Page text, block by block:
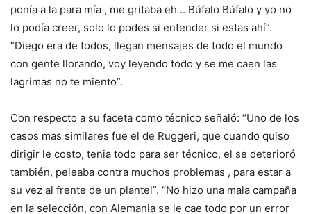
ponía a la para mía , me gritaba eh .. Búfalo Búfalo y yo no
lo podía creer, solo lo podes si entender si estas ahí”.
“Diego era de todos, llegan mensajes de todo el mundo
con gente llorando, voy leyendo todo y se me caen las
lagrimas no te miento”.
Con respecto a su faceta como técnico señaló: “Uno de los
casos mas similares fue el de Ruggeri, que cuando quiso
dirigir le costo, tenia todo para ser técnico, el se deterioró
también, peleaba contra muchos problemas , para estar a
su vez al frente de un plantel”. “No hizo una mala campaña
en la selección, con Alemania se le cae todo por un error